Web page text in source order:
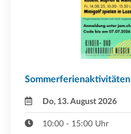
Sommerferienaktivitäten
Do, 13. August 2026
10:00 - 15:00 Uhr